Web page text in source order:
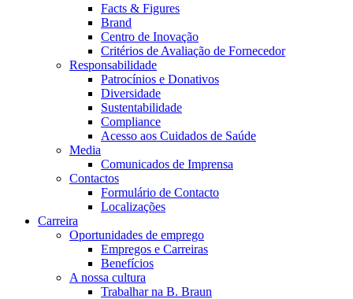
Facts & Figures
Brand
Centro de Inovação
Critérios de Avaliação de Fornecedor
Responsabilidade
Patrocínios e Donativos
Diversidade
Sustentabilidade
Compliance
Acesso aos Cuidados de Saúde
Media
Comunicados de Imprensa
Contactos
Formulário de Contacto
Localizações
Carreira
Oportunidades de emprego
Empregos e Carreiras
Benefícios
A nossa cultura
Trabalhar na B. Braun